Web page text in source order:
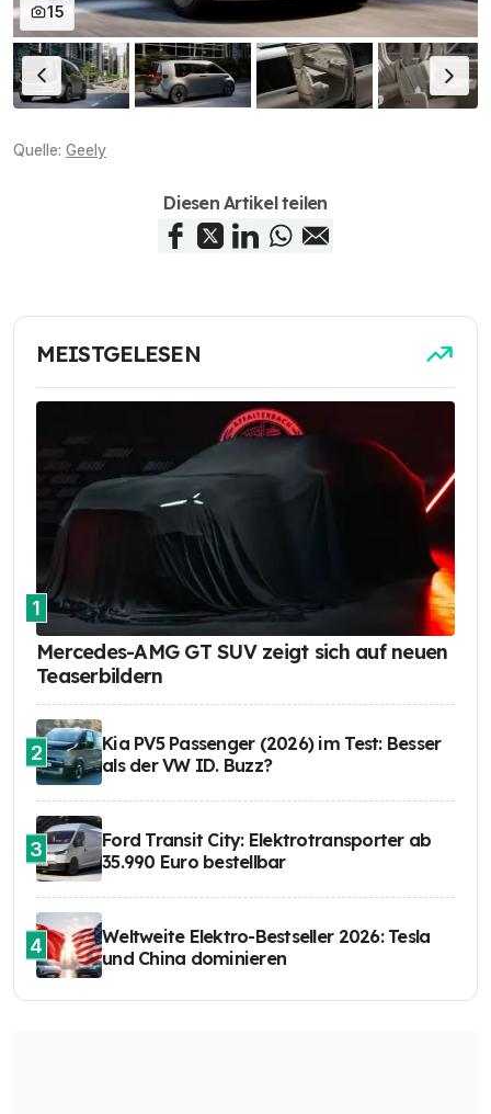
15
Quelle: Geely
Diesen Artikel teilen
MEISTGELESEN
1
Mercedes-AMG GT SUV zeigt sich auf neuen
Teaserbildern
2
Kia PV5 Passenger (2026) im Test: Besser
als der VW ID. Buzz?
3
Ford Transit City: Elektrotransporter ab
35.990 Euro bestellbar
4
Weltweite Elektro-Bestseller 2026: Tesla
und China dominieren